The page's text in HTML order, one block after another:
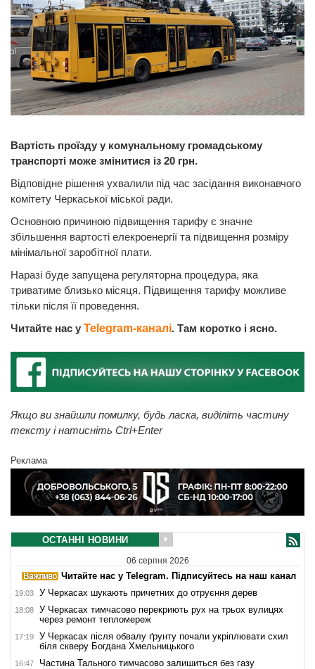
Вартість проїзду у комунальному громадському
транспорті може змінитися із 20 грн.
Відповідне рішення ухвалили під час засідання виконавчого
комітету Черкаської міської ради.
Основною причиною підвищення тарифу є значне
збільшення вартості елекроенергії та підвищення розміру
мінімальної заробітної плати.
Наразі буде запущена регуляторна процедура, яка
триватиме близько місяця. Підвищення тарифу можливе
тільки після її проведення.
Читайте нас у Telegram-каналі. Там коротко і ясно.
Якщо ви знайшли помилку, будь ласка, виділіть частину
тексту і натисніть Ctrl+Enter
Реклама
ОСТАННІ НОВИНИ
06 серпня 2026
Читайте нас у Telegram. Підписуйтесь на наш канал
19:03 У Черкасах шукають причетних до отруєння дерев
18:08
У Черкасах тимчасово перекриють рух на трьох вулицях
через ремонт тепломереж
17:19
У Черкасах після обвалу ґрунту почали укріплювати схил
біля скверу Богдана Хмельницького
16:47 Частина Тального тимчасово залишиться без газу